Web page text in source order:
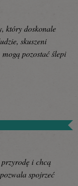
który doskonale
skuszeni
pozostać ślepi
i chcą
spojrzeć